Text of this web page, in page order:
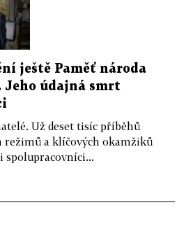
ještě Paměť národa
Jeho údajná smrt
Už deset tisíc příběhů
a klíčových okamžiků
spolupracovníci...